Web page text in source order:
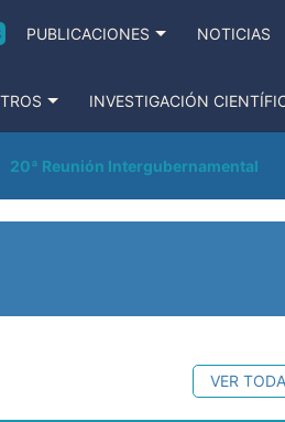
PUBLICACIONES NOTICIAS
INVESTIGACIÓN
20ª Reunión Intergubernamental
VER